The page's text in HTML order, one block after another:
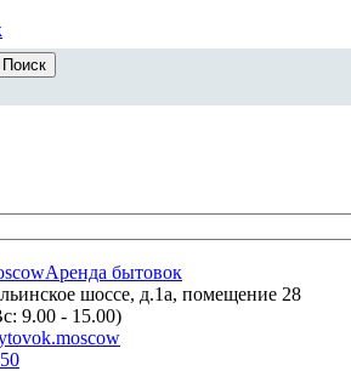
Аренда бытовок
шоссе, д.1а, помещение 28
9.00 - 15.00)